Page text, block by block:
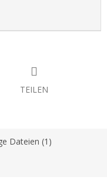
TEILEN
Dateien (1)